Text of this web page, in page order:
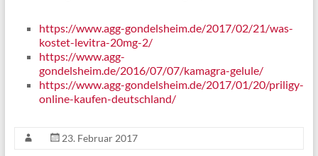
https://www.agg-gondelsheim.de/2017/02/21/was-
kostet-levitra-20mg-2/
https://www.agg-
gondelsheim.de/2016/07/07/kamagra-gelule/
https://www.agg-gondelsheim.de/2017/01/20/priligy-
online-kaufen-deutschland/
23. Februar 2017